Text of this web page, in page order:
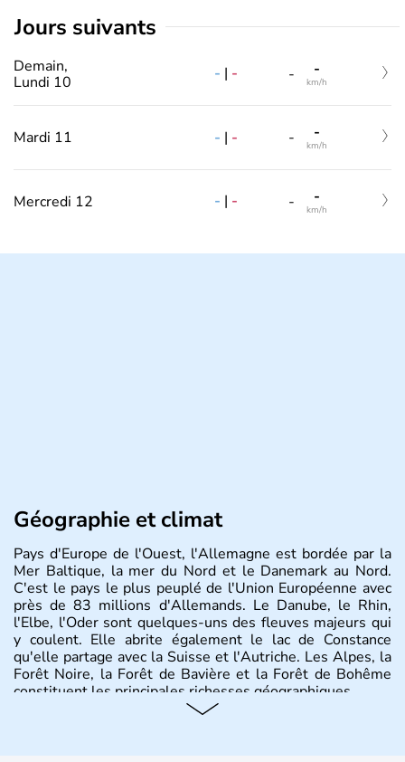
jours suivants
Demain,
Lundi 10
- | - - -
km/h
Mardi 11 - | - - -
km/h
Mercredi 12 - | - - -
km/h
Géographie et climat
Pays d'Europe de l'Ouest, l'Allemagne est bordée par la
Mer Baltique, la mer du Nord et le Danemark au Nord.
C'est le pays le plus peuplé de l'Union Européenne avec
près de 83 millions d'Allemands. Le Danube, le Rhin,
l'Elbe, l'Oder sont quelques-uns des fleuves majeurs qui
y coulent. Elle abrite également le lac de Constance
qu'elle partage avec la Suisse et l'Autriche. Les Alpes, la
Forêt Noire, la Forêt de Bavière et la Forêt de Bohême
constituent les principales richesses géographiques.